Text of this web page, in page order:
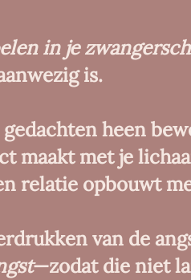
in je
is.
heen
maakt met je
relatie opbouwt
van de
—zodat die niet